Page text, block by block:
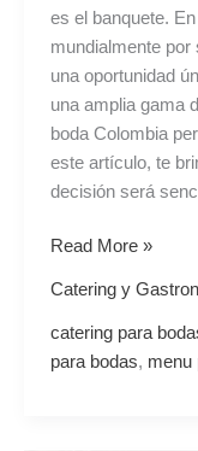
es el banquete.
mundialmente
una oportunidad
una amplia gama
boda Colombia
este artículo, te
decisión será
en
Colombia
Read More »
Catering y
catering para
para bodas, menu